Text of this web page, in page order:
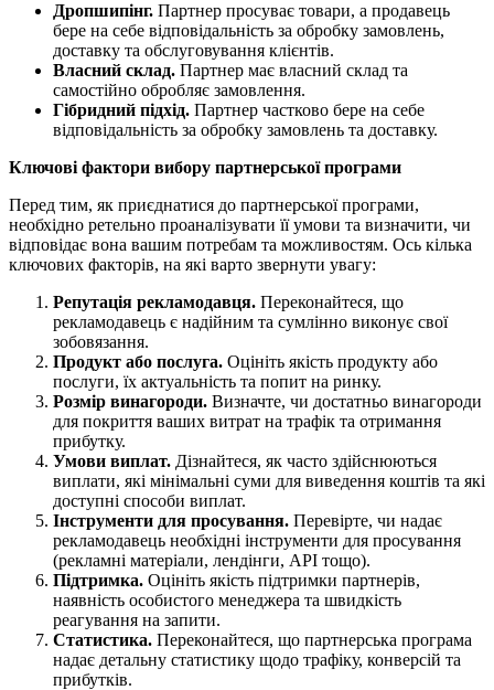
Дропшипінг. Партнер просуває товари, а продавець
бере на себе відповідальність за обробку замовлень,
доставку та обслуговування клієнтів.
Власний склад. Партнер має власний склад та
самостійно обробляє замовлення.
Гібридний підхід. Партнер частково бере на себе
відповідальність за обробку замовлень та доставку.
Ключові фактори вибору партнерської програми
Перед тим, як приєднатися до партнерської програми,
необхідно ретельно проаналізувати її умови та визначити, чи
відповідає вона вашим потребам та можливостям. Ось кілька
ключових факторів, на які варто звернути увагу:
Репутація рекламодавця. Переконайтеся, що
рекламодавець є надійним та сумлінно виконує свої
зобовязання.
Продукт або послуга. Оцініть якість продукту або
послуги, їх актуальність та попит на ринку.
Розмір винагороди. Визначте, чи достатньо винагороди
для покриття ваших витрат на трафік та отримання
прибутку.
Умови виплат. Дізнайтеся, як часто здійснюються
виплати, які мінімальні суми для виведення коштів та які
доступні способи виплат.
Інструменти для просування. Перевірте, чи надає
рекламодавець необхідні інструменти для просування
(рекламні матеріали, лендінги, API тощо).
Підтримка. Оцініть якість підтримки партнерів,
наявність особистого менеджера та швидкість
реагування на запити.
Статистика. Переконайтеся, що партнерська програма
надає детальну статистику щодо трафіку, конверсій та
прибутків.